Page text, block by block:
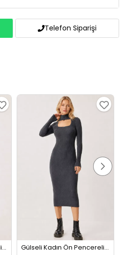
Telefon Siparişi
Gülseli Kadın Ön Pencereli Likralı Triko Elbise Gri Gülseli Kadın Ön Pencereli Likralı Triko Elbise Füme